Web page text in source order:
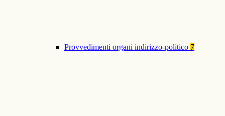
Provvedimenti organi indirizzo-politico 7